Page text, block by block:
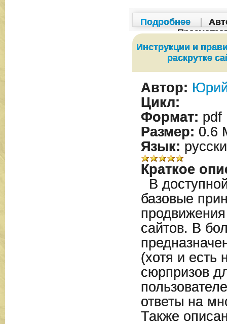
Подробнее
Инструкции и
раскрутке
Автор:
Цикл:
Формат: pdf
Размер: 0.6
Язык:
Краткое
В
базовые
сайтов. В
(хотя и есть
сюрпризов
ответы на
Также